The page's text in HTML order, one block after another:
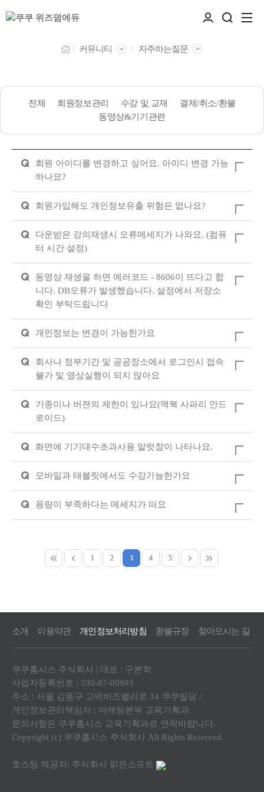
커뮤니티 자주하는질문
전체 회원정보관리 수강 및 교재
결제/취소/환불
동영상&기기관련
Q
회원 아이디를 변경하고 싶어요. 아이디 변경 가능
하나요?
Q 회원가입해도 개인정보유출 위험은 없나요?
Q
다운받은 강의재생시 오류메세지가 나와요. (컴퓨
터 시간 설정)
Q
동영상 재생을 하면 에러코드 - 8606이 뜨다고 합
니다. DB오류가 발생했습니다. 설정에서 저장소
확인 부탁드립니다
Q 개인정보는 변경이 가능한가요
Q
회사나 정부기간 및 공공장소에서 로그인시 접속
불가 및 영상실행이 되지 않아요
Q
기종이나 버젼의 제한이 있나요(맥북 사파리 안드
로이드)
Q 화면에 기기대수초과사용 알럿창이 나타나요.
Q 모바일과 태블릿에서도 수강가능한가요
Q 용량이 부족하다는 메세지가 떠요
1 2 3 4 5
소개 이용약관 개인정보처리방침 환불규정 찾아오시는 길
쿠쿠홈시스 주식회사 | 대표 : 구본학
사업자등록번호 : 590-87-00993
주소 : 서울 강동구 고덕비즈밸리로 34 쿠쿠빌딩 /
개인정보관리책임자 : 마케팅본부 교육기획과
문의사항은 쿠쿠홈시스 교육기획과로 연락바랍니다.
Copyright (c) 쿠쿠홈시스 주식회사 All Rights Reserved.
호스팅 제공자: 주식회사 맑은소프트